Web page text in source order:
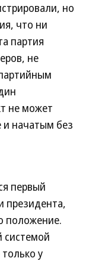
но
что ни
партия
не
не может
начатым без
первый
президента,
положение.
системой
у